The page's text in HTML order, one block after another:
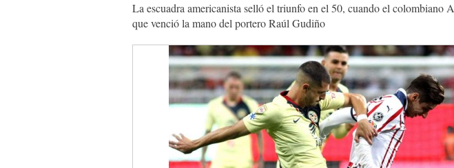
La escuadra americanista selló el triunfo en el 50, cuando el colombiano
que venció la mano del portero Raúl Gudiño